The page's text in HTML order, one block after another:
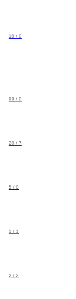
0 / 10
0 / 99
7 / 20
0 / 5
1 / 1
2 / 2